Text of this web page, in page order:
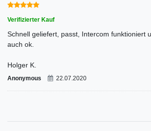
Verifizierter Kauf
Schnell geliefert, passt, Intercom funktioniert
auch ok.
Holger K.
Anonymous 22.07.2020